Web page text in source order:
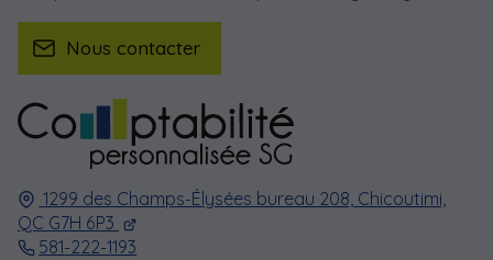
1299 des Champs-Élysées bureau 208, Chicoutimi,
QC G7H 6P3
581-222-1193
Nous contacter